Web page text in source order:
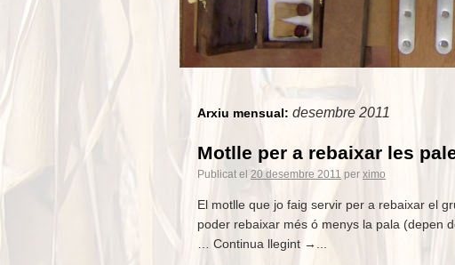
Arxiu mensual: desembre 2011
Motlle per a rebaixar les
Publicat el 20 desembre 2011 per ximo
El motlle que jo faig servir per a rebaixar el
poder rebaixar més ó menys la pala (depen
… Continua llegint →...